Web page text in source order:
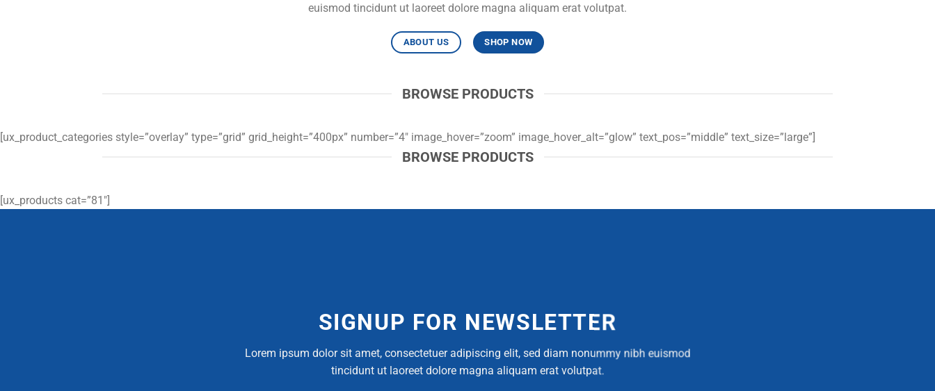
CELEBRATE
SUMMER
euismod tincidunt ut laoreet dolore magna aliquam erat volutpat.
ABOUT US SHOP NOW
BROWSE PRODUCTS
[ux_product_categories style=”overlay” type=”grid” grid_height=”400px” number=”4″ image_hover=”zoom” image_hover_alt=”glow” text_pos=”middle” text_size=”large”]
BROWSE PRODUCTS
[ux_products cat=”81″]
SIGNUP FOR NEWSLETTER
Lorem ipsum dolor sit amet, consectetuer adipiscing elit, sed diam nonummy nibh euismod
tincidunt ut laoreet dolore magna aliquam erat volutpat.